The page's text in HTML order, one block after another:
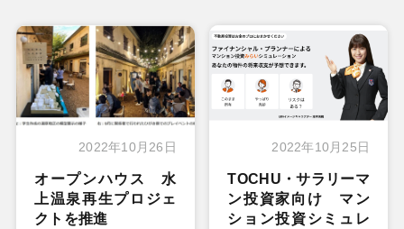
2022年10月26日
オープンハウス 水
上温泉再生プロジェ
クトを推進
2022年10月25日
TOCHU・サラリーマ
ン投資家向け マン
ション投資シミュレ